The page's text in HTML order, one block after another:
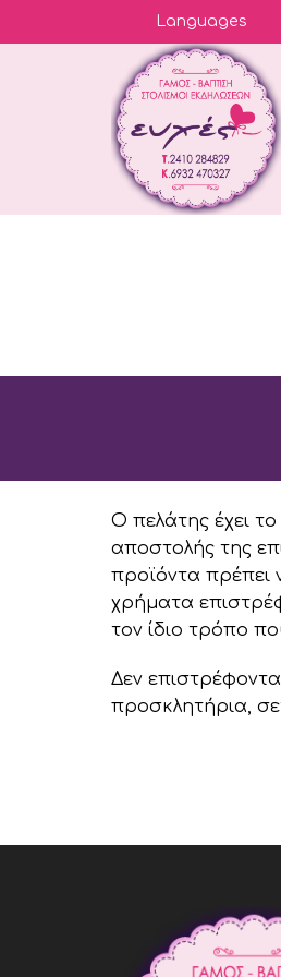
Languages
Ο πελάτης έχει
αποστολής της
προϊόντα πρέπει
χρήματα
τον ίδιο τρόπο
Δεν
προσκλητήρια,